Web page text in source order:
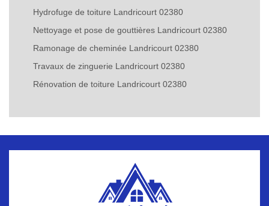
Hydrofuge de toiture Landricourt 02380
Nettoyage et pose de gouttières Landricourt 02380
Ramonage de cheminée Landricourt 02380
Travaux de zinguerie Landricourt 02380
Rénovation de toiture Landricourt 02380